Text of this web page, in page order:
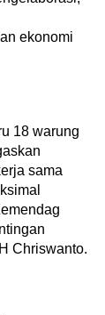
ekonomi
18 warung
sama
Chriswanto.